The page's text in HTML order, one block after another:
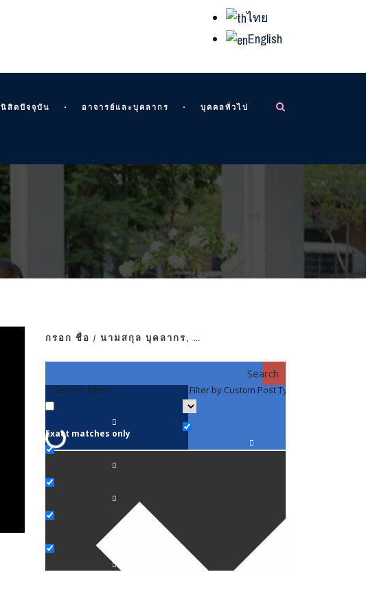
ไทย
English
นิสิตปัจจุบัน อาจารย์และบุคลากร บุคคลทั่วไป
กรอก ชื่อ / นามสกุล บุคลากร, …
Search
Generic filters
Exact matches only
Filter by Custom Post Type